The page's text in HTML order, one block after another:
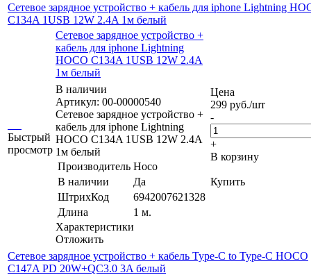
Сетевое зарядное устройство + кабель для iphone Lightning
C134A 1USB 12W 2.4A 1м белый
Быстрый
просмотр
Сетевое зарядное устройство +
кабель для iphone Lightning
HOCO C134A 1USB 12W 2.4A
1м белый
В наличии
Артикул: 00-00000540
Сетевое зарядное устройство +
кабель для iphone Lightning
HOCO C134A 1USB 12W 2.4A
1м белый
Производитель Hoco
В наличии
Да
ШтрихКод
6942007621328
Длина
1 м.
Характеристики
Отложить
Цена
299 руб./шт
-
+
В корзину
Купить
Сетевое зарядное устройство + кабель Type-C to Type-C HOCO
C147A PD 20W+QC3.0 3A белый